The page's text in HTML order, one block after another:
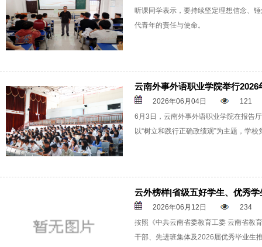
听课同学表示，要持续坚定理想信念、
代青年的责任与使命。
云南外事外语职业学院举行
2026年06月04日
121
6月3日，云南外事外语职业学院在报告
以“树立和践行正确政绩观”为主题，学
云外榜样|省级五好学生、优秀
2026年06月12日
234
按照《中共云南省委教育工委 云南省教
干部、先进班集体及2026届优秀毕业生